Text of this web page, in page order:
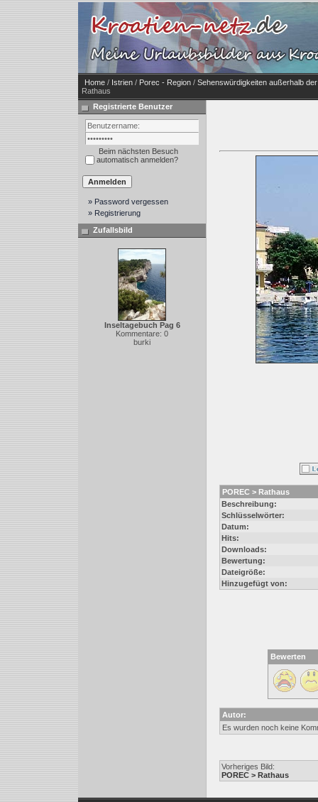
Home / Istrien / Porec - Region / Sehenswürdigkeiten außerhalb
Rathaus
Registrierte Benutzer
Beim nächsten Besuch
automatisch anmelden?
» Password vergessen
» Registrierung
Zufallsbild
Inseltagebuch Pag 6
Kommentare: 0
burki
POREC > Rathaus
Beschreibung:
Schlüsselwörter:
Datum:
Hits:
Downloads:
Bewertung:
Dateigröße:
Hinzugefügt von:
Bewerten
Autor:
Es wurden noch keine
Vorheriges Bild:
POREC > Rathaus